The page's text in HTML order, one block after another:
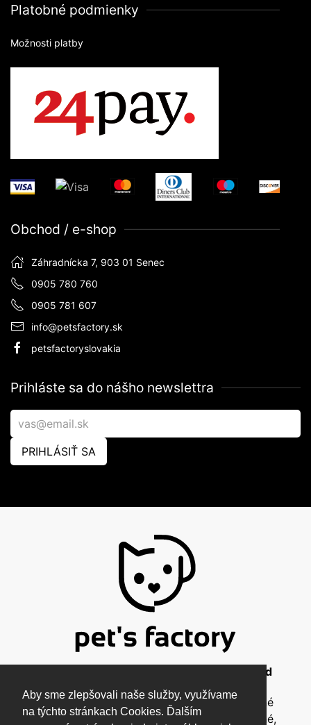
Aby sme zlepšovali naše služby, využívame
na týchto stránkach Cookies. Ďalším
Platobné podmienky
Možnosti platby
Obchod / e-shop
Záhradnícka 7, 903 01 Senec
0905 780 760
0905 781 607
info@petsfactory.sk
petsfactoryslovakia
Prihláste sa do nášho newslettra
PRIHLÁSIŤ SA
© 2026 Pet's Factory - All Rights Reserved
Táto stránka a všetky jej súčasti sú chránené
autorským zákonom a nesmú byť kopírované,